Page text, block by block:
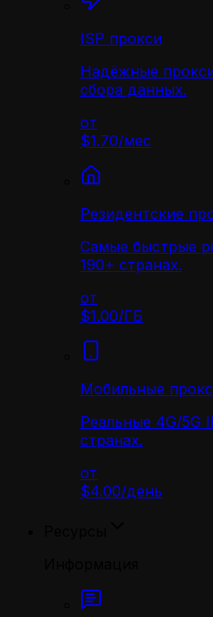
ISP прокси
Надёжные
сбора данных.
от
$1.70/мес
Резидентские
Самые быстрые
190+ странах.
от
$1.00/ГБ
Мобильные
Реальные 4G/5G
странах.
от
$4.00/день